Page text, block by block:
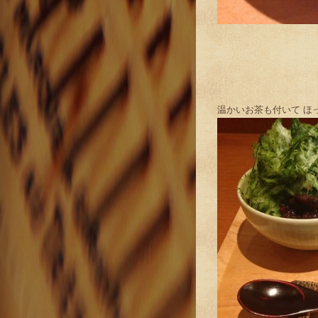
温かいお茶も付いて ほ